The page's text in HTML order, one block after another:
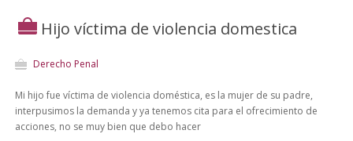
Hijo víctima de violencia domestica
Derecho Penal
Mi hijo fue víctima de violencia doméstica, es la mujer de su padre,
interpusimos la demanda y ya tenemos cita para el ofrecimiento de
acciones, no se muy bien que debo hacer